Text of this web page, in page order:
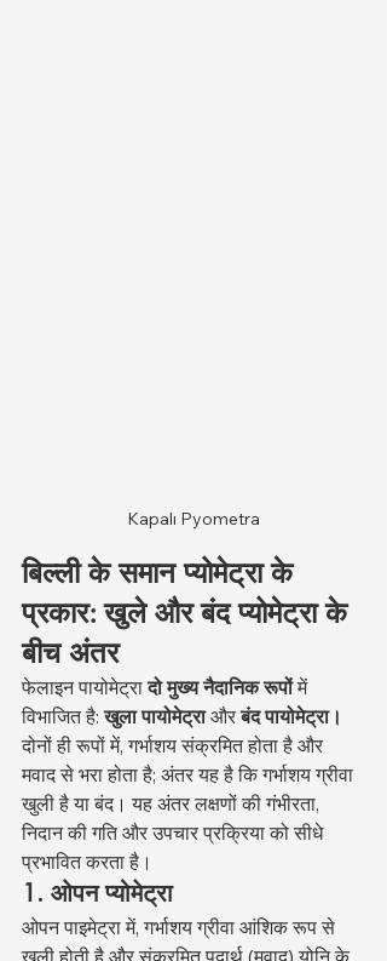
Kapalı Pyometra
बिल्ली के समान प्योमेट्रा के
प्रकार: खुले और बंद प्योमेट्रा के
बीच अंतर
फेलाइन पायोमेट्रा दो मुख्य नैदानिक रूपों में
विभाजित है: खुला पायोमेट्रा और बंद पायोमेट्रा।
दोनों ही रूपों में, गर्भाशय संक्रमित होता है और
मवाद से भरा होता है; अंतर यह है कि गर्भाशय ग्रीवा
खुली है या बंद। यह अंतर लक्षणों की गंभीरता,
निदान की गति और उपचार प्रक्रिया को सीधे
प्रभावित करता है।
1. ओपन प्योमेट्रा
ओपन पाइमेट्रा में, गर्भाशय ग्रीवा आंशिक रूप से